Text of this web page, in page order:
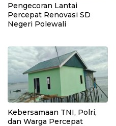
Pengecoran Lantai
Percepat Renovasi SD
Negeri Polewali
Kebersamaan TNI, Polri,
dan Warga Percepat